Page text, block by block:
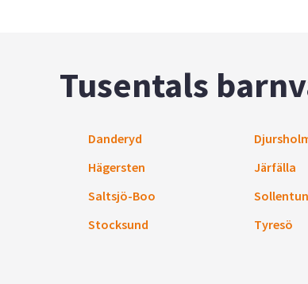
Tusentals
Danderyd
Hägersten Järfälla
Saltsjö-Boo
Stocksund Tyresö